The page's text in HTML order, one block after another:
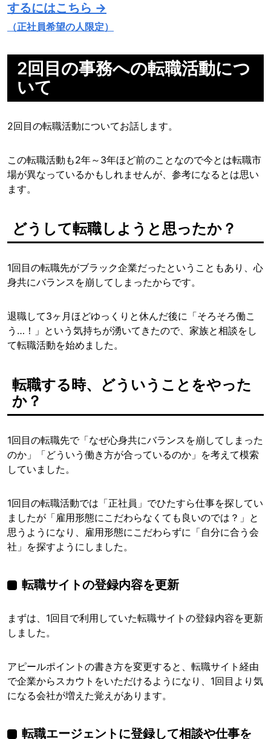
するにはこちら →
（正社員希望の人限定）
2回目の事務への転職活動につ
いて
2回目の転職活動についてお話します。
この転職活動も2年～3年ほど前のことなので今とは転職市
場が異なっているかもしれませんが、参考になるとは思い
ます。
どうして転職しようと思ったか？
1回目の転職先がブラック企業だったということもあり、心
身共にバランスを崩してしまったからです。
退職して3ヶ月ほどゆっくりと休んだ後に「そろそろ働こ
う…！」という気持ちが湧いてきたので、家族と相談をし
て転職活動を始めました。
転職する時、どういうことをやった
か？
1回目の転職先で「なぜ心身共にバランスを崩してしまった
のか」「どういう働き方が合っているのか」を考えて模索
していました。
1回目の転職活動では「正社員」でひたすら仕事を探してい
ましたが「雇用形態にこだわらなくても良いのでは？」と
思うようになり、雇用形態にこだわらずに「自分に合う会
社」を探すようにしました。
転職サイトの登録内容を更新
まずは、1回目で利用していた転職サイトの登録内容を更新
しました。
アピールポイントの書き方を変更すると、転職サイト経由
で企業からスカウトをいただけるようになり、1回目より気
になる会社が増えた覚えがあります。
転職エージェントに登録して相談や仕事を